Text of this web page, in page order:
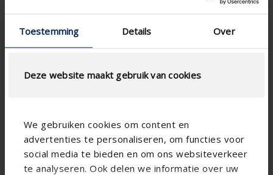
Toestemming Details Over
Deze website maakt gebruik van cookies
We gebruiken cookies om content en
advertenties te personaliseren, om functies voor
social media te bieden en om ons websiteverkeer
te analyseren. Ook delen we informatie over uw